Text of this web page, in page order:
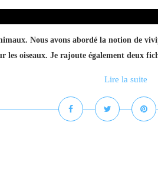
Nous avons abordé la notion de
les oiseaux. Je rajoute également deux
Lire la suite